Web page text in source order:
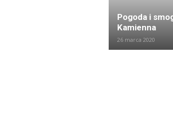
Pogoda i
Kamienna
26 marca 2020